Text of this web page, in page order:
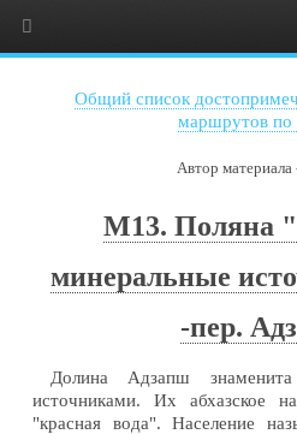
Общий список
маршрутов по
Автор
М13. Поляна
минеральные
-пер.
Долина Адзапш
источниками. Их абхазское
"красная вода". Население